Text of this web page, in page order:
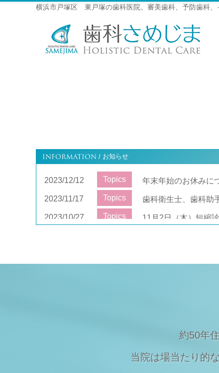
横浜市戸塚区 東戸塚の歯科医院。審美歯科、予防歯科、
INFORMATION / お知らせ
2023/12/12 Topics 年末年始のお休みに
2023/11/17 Topics 歯科衛生士、歯科助
2023/10/27 Topics 11月2日（木）短縮
約50年
当院は場当たり的